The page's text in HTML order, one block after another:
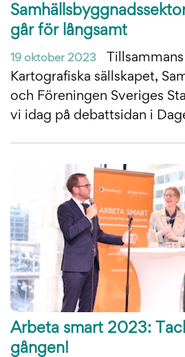
går för långsamt
19 oktober 2023
Kartografiska sällskapet,
och Föreningen Sveriges
vi idag på debattsidan i
Arbeta smart 2023:
gången!